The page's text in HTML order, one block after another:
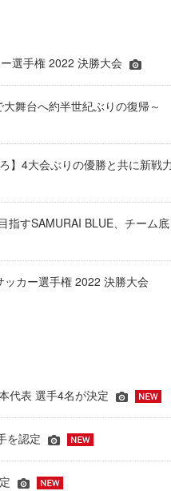
選手権 2022 決勝大会
舞台へ約半世紀ぶりの復帰～
】4大会ぶりの優勝と共に新戦
指すSAMURAI BLUE、チーム底
カー選手権 2022 決勝大会
代表 選手4名が決定
を認定